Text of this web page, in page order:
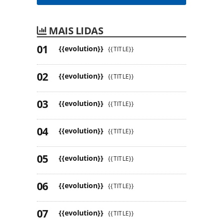
MAIS LIDAS
{{evolution}} {{TITLE}}
{{evolution}} {{TITLE}}
{{evolution}} {{TITLE}}
{{evolution}} {{TITLE}}
{{evolution}} {{TITLE}}
{{evolution}} {{TITLE}}
{{evolution}} {{TITLE}}